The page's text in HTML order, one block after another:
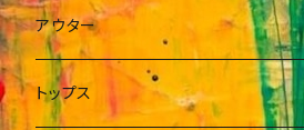
アウター
トップス